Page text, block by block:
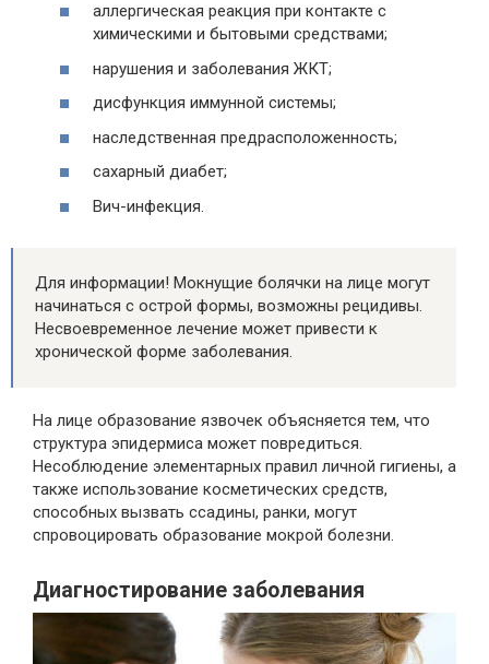
аллергическая реакция при контакте с
химическими и бытовыми средствами;
нарушения и заболевания ЖКТ;
дисфункция иммунной системы;
наследственная предрасположенность;
сахарный диабет;
Вич-инфекция.
Для информации! Мокнущие болячки на лице могут
начинаться с острой формы, возможны рецидивы.
Несвоевременное лечение может привести к
хронической форме заболевания.
На лице образование язвочек объясняется тем, что
структура эпидермиса может повредиться.
Несоблюдение элементарных правил личной гигиены, а
также использование косметических средств,
способных вызвать ссадины, ранки, могут
спровоцировать образование мокрой болезни.
Диагностирование заболевания